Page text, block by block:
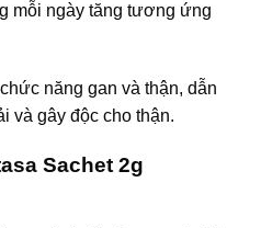
mỗi ngày tăng tương ứng
năng gan và thận, dẫn
và gây độc cho thận.
Sachet 2g